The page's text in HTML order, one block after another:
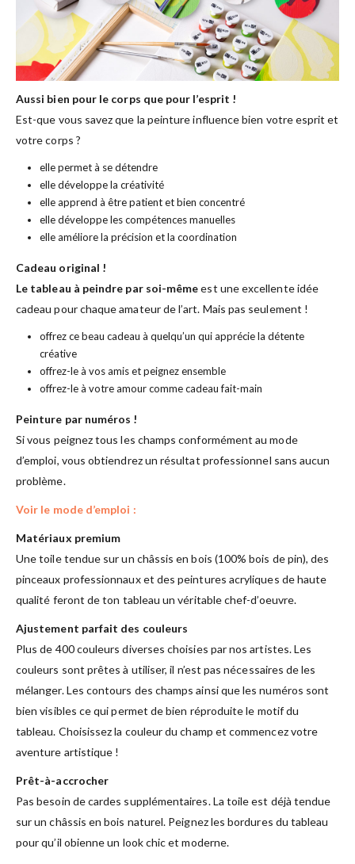
Aussi bien pour le corps que pour l’esprit !
Est-que vous savez que la peinture influence bien votre esprit et
votre corps ?
elle permet à se détendre
elle développe la créativité
elle apprend à être patient et bien concentré
elle développe les compétences manuelles
elle améliore la précision et la coordination
Cadeau original !
Le tableau à peindre par soi-mêmeest une excellente idée
cadeau pour chaque amateur de l’art. Mais pas seulement !
offrez ce beau cadeau à quelqu’un qui apprécie la détente
créative
offrez-le à vos amis et peignez ensemble
offrez-le à votre amour comme cadeau fait-main
Peinture par numéros !
Si vous peignez tous les champs conformément au mode
d’emploi, vous obtiendrez un résultat professionnel sans aucun
problème.
Voir le mode d’emploi :
Matériaux premium
Une toile tendue sur un châssis en bois (100% bois de pin), des
pinceaux professionnaux et des peintures acryliques de haute
qualité feront de ton tableau un véritable chef-d’oeuvre.
Ajustement parfait des couleurs
Plus de 400 couleurs diverses choisies par nos artistes. Les
couleurs sont prêtes à utiliser, il n’est pas nécessaires de les
mélanger. Les contours des champs ainsi que les numéros sont
bien visibles ce qui permet de bien réproduite le motif du
tableau. Choisissez la couleur du champ et commencez votre
aventure artistique !
Prêt-à-accrocher
Pas besoin de cardes supplémentaires. La toile est déjà tendue
sur un châssis en bois naturel. Peignez les bordures du tableau
pour qu’il obienne un look chic et moderne.